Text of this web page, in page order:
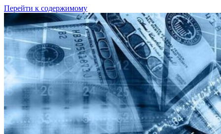
Перейти к содержимому